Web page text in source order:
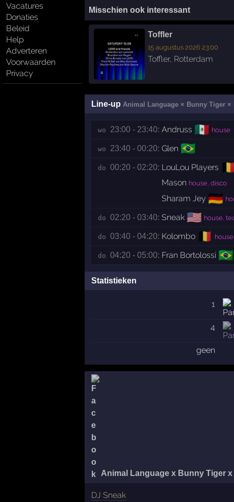
Vacatures
Donaties
Beleid
Help
Adverteren
Voorwaarden
Privacy
Misschien ook interessant
Toffler
15 augustus 2026 23:00
Toffler, Rotterdam
Line-up Animal Language × Bunny Tiger
wo 23:00 - 23:40: Andruss 🇲🇽 house
wo 23:40 - 00:20: Glen 🇧🇷
do 00:20 - 02:20: LouLou Players 🇧🇪
Mason house, disco
Sharam Jey 🇩🇪
do 02:20 - 03:40: Sneak 🇺🇸 house,
do 03:40 - 04:20: Kolombo 🇧🇪
do 04:20 - 05:00: Fran Bortolossi 🇧🇷
Statistieken
1
4
geen
Animal Language x Bunny Tiger
DJ Sneak